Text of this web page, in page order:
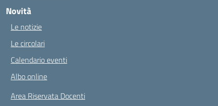
Novità
Le notizie
Le circolari
Calendario eventi
Albo online
Area Riservata Docenti